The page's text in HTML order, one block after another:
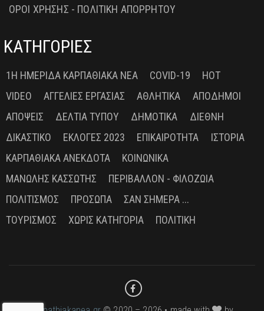
ΟΡΟΙ ΧΡΗΣΗΣ - ΠΟΛΙΤΙΚΗ ΑΠΟΡΡΗΤΟΥ
ΚΑΤΗΓΟΡΙΕΣ
1Η ΗΜΕΡΊΔΑ ΚΑΡΠΑΘΙΑΚΆ ΝΈΑ COVID-19
HOT
VIDEO
ΑΓΓΕΛΊΕΣ ΕΡΓΑΣΊΑΣ ΑΘΛΗΤΙΚΆ
ΑΠΌΔΗΜΟΙ
ΑΠΌΨΕΙΣ
ΔΕΛΤΊΑ ΤΎΠΟΥ ΔΗΜΟΤΙΚΆ
ΔΙΕΘΝΉ
ΔΙΚΑΣΤΙΚΌ
ΕΚΛΟΓΈΣ 2023 ΕΠΙΚΑΙΡΌΤΗΤΑ
ΙΣΤΟΡΊΑ
ΚΑΡΠΑΘΙΑΚΆ ΑΝΈΚΔΟΤΑ
ΚΟΙΝΩΝΙΚΆ
ΜΑΝΏΛΗΣ ΚΑΣΣΏΤΗΣ
ΠΕΡΙΒΆΛΛΟΝ - ΦΙΛΟΖΩΊΑ
ΠΟΛΙΤΙΣΜΌΣ
ΠΡΌΣΩΠΑ
ΣΑΝ ΣΉΜΕΡΑ ...
ΤΟΥΡΙΣΜΌΣ
ΧΩΡΊΣ ΚΑΤΗΓΟΡΊΑ ΠΟΛΙΤΙΚΉ